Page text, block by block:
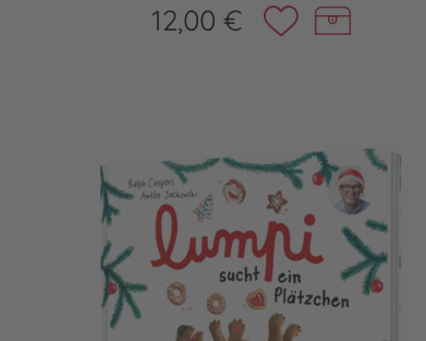
12,00 €